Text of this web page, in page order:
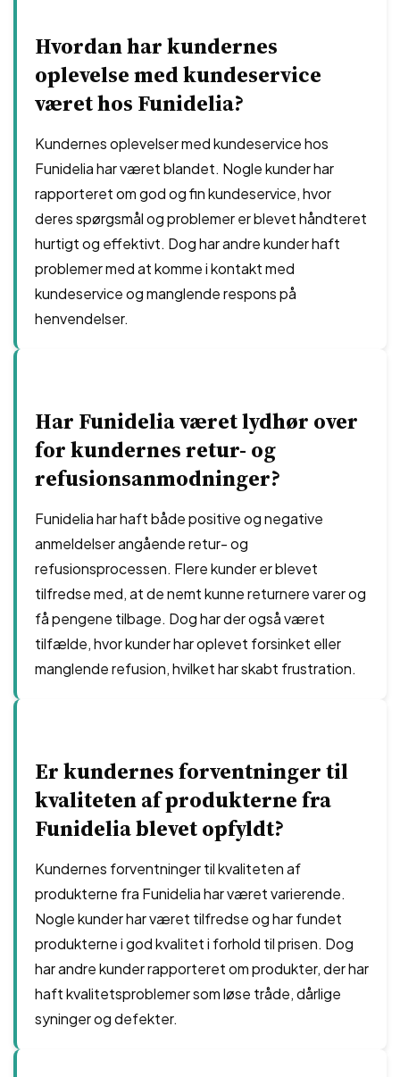
Hvordan har kundernes
oplevelse med kundeservice
været hos Funidelia?
Kundernes oplevelser med kundeservice hos
Funidelia har været blandet. Nogle kunder har
rapporteret om god og fin kundeservice, hvor
deres spørgsmål og problemer er blevet håndteret
hurtigt og effektivt. Dog har andre kunder haft
problemer med at komme i kontakt med
kundeservice og manglende respons på
henvendelser.
Har Funidelia været lydhør over
for kundernes retur- og
refusionsanmodninger?
Funidelia har haft både positive og negative
anmeldelser angående retur- og
refusionsprocessen. Flere kunder er blevet
tilfredse med, at de nemt kunne returnere varer og
få pengene tilbage. Dog har der også været
tilfælde, hvor kunder har oplevet forsinket eller
manglende refusion, hvilket har skabt frustration.
Er kundernes forventninger til
kvaliteten af produkterne fra
Funidelia blevet opfyldt?
Kundernes forventninger til kvaliteten af
produkterne fra Funidelia har været varierende.
Nogle kunder har været tilfredse og har fundet
produkterne i god kvalitet i forhold til prisen. Dog
har andre kunder rapporteret om produkter, der har
haft kvalitetsproblemer som løse tråde, dårlige
syninger og defekter.